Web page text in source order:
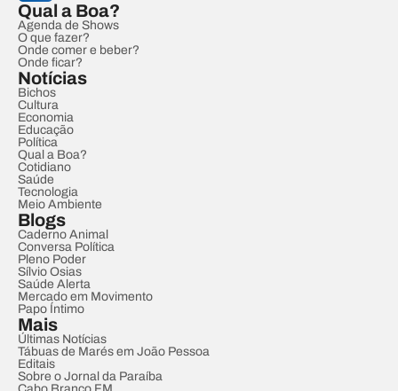
Qual a Boa?
Agenda de Shows
O que fazer?
Onde comer e beber?
Onde ficar?
Notícias
Bichos
Cultura
Economia
Educação
Política
Qual a Boa?
Cotidiano
Saúde
Tecnologia
Meio Ambiente
Blogs
Caderno Animal
Conversa Política
Pleno Poder
Sílvio Osias
Saúde Alerta
Mercado em Movimento
Papo Íntimo
Mais
Últimas Notícias
Tábuas de Marés em João Pessoa
Editais
Sobre o Jornal da Paraíba